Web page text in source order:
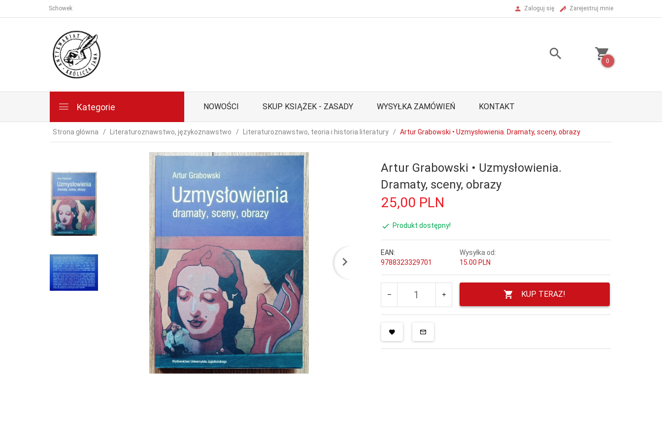
Schowek Zaloguj się Zarejestruj mnie
0
Kategorie NOWOŚCI SKUP KSIĄŻEK - ZASADY WYSYŁKA ZAMÓWIEŃ KONTAKT
Strona główna Literaturoznawstwo, językoznawstwo Literaturoznawstwo, teoria i historia literatury Artur Grabowski • Uzmysłowienia. Dramaty, sceny, obrazy
Artur Grabowski • Uzmysłowienia.
Dramaty, sceny, obrazy
25,00 PLN
Produkt dostępny!
EAN:
9788323329701
Wysyłka od:
15.00 PLN
KUP TERAZ!